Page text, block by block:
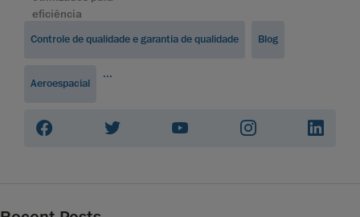
eficiência
Controle de qualidade e garantia de qualidade Blog
Aeroespacial
...